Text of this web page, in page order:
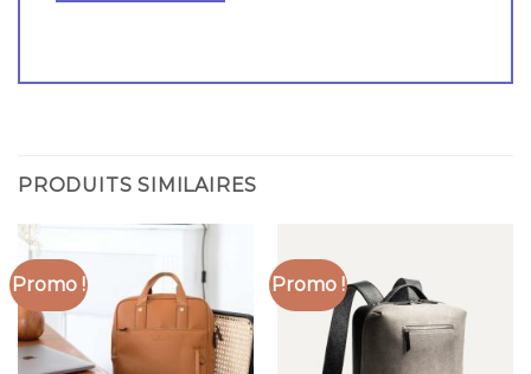
PRODUITS SIMILAIRES
Promo ! Promo !